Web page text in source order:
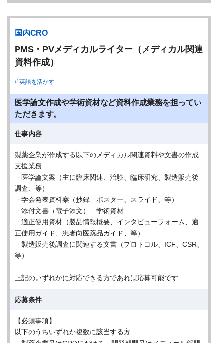
国内CRO
PMS・PVメディカルライター（メディカル関連
資料作成）
英語を活かす
医学論文作成や学術資材など資料作成業務を担ってい
ただきます。
仕事内容
製薬企業が作成する以下のメディカル関連資料や文書の作成
支援業務
・医学論文案（主に臨床関連、治験、臨床研究、製造販売後
調査、等）
・学会発表資料案（抄録、ポスター、スライド、等）
・添付文書（電子添文）、学術資材
・適正使用資材（製品情報概要、インタビューフォーム、適
正使用ガイド、患者向医薬品ガイド、等）
・製造販売後調査に関連する文書（プロトコル、ICF、CSR、
等）
上記のいずれかに対応できる方であれば応募可能です
応募条件
【必須事項】
以下のうちいずれか複数に該当する方